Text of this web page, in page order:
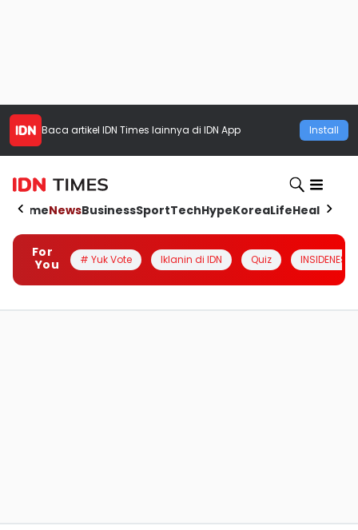
Baca artikel IDN Times lainnya di IDN App Install
HomeNewsBusinessSportTechHypeKoreaLifeHealth
For
You
# Yuk Vote Iklanin di IDN Quiz INSIDENESIA